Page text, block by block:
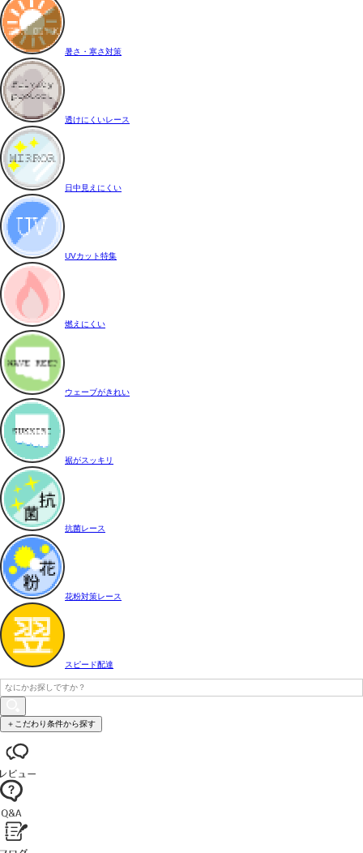
暑さ・寒さ対策
透けにくいレース
日中見えにくい
UVカット特集
燃えにくい
ウェーブがきれい
裾がスッキリ
抗菌レース
花粉対策レース
スピード配達
＋こだわり条件から探す